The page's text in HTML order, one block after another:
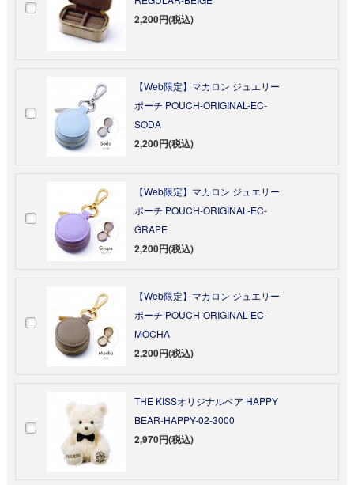
2,200円(税込)
【Web限定】マカロン ジュエリー
ポーチ POUCH-ORIGINAL-EC-
SODA
2,200円(税込)
【Web限定】マカロン ジュエリー
ポーチ POUCH-ORIGINAL-EC-
GRAPE
2,200円(税込)
【Web限定】マカロン ジュエリー
ポーチ POUCH-ORIGINAL-EC-
MOCHA
2,200円(税込)
THE KISSオリジナルベア HAPPY
BEAR-HAPPY-02-3000
2,970円(税込)